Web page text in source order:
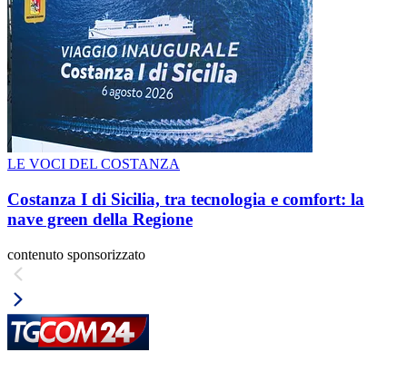
LE VOCI DEL COSTANZA
Costanza I di Sicilia, tra tecnologia e comfort: la
nave green della Regione
contenuto sponsorizzato